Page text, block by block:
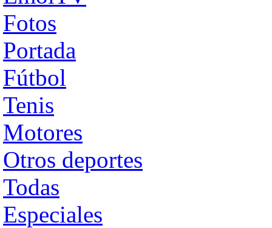
Fotos
Portada
Fútbol
Tenis
Motores
Otros deportes
Todas
Especiales